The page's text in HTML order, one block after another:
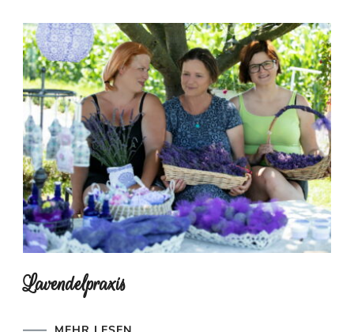
Lavendelpraxis